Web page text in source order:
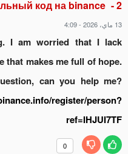
код на binance
13 ماي، 2026 -
4:09
I am worried that I lack
that makes me full of hope.
can you help me?
register/person?
ref=IHJUI7TF
0